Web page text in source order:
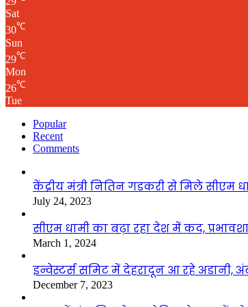
Sat
30℃
Sun
29℃
Mon
26℃
Tue
Popular
Recent
Comments
केंद्रीय मंत्री नितिन गडकरी से मिले सीएम
July 24, 2023
सीएम धामी का बढ़ा रहा देश में कद,
March 1, 2024
इन्वेस्टर्स समिट में देहरादून आ रहे अडानी,
December 7, 2023